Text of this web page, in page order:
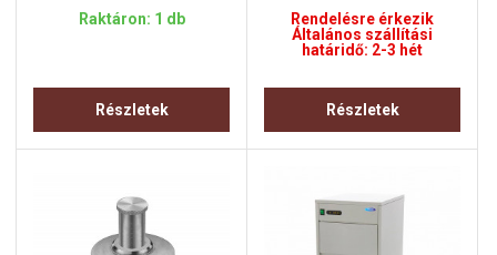
Raktáron: 1 db
Részletek
Rendelésre érkezik
Általános szállítási
határidő: 2-3 hét
Részletek